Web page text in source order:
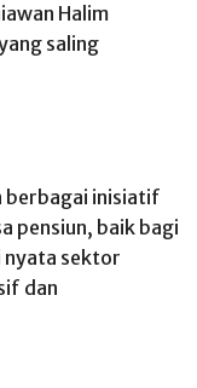
Halim
saling
berbagai inisiatif
pensiun, baik bagi
nyata sektor
dan